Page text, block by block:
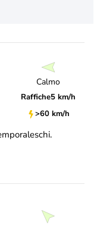
Calmo
Raffiche5 km/h
>60 km/h